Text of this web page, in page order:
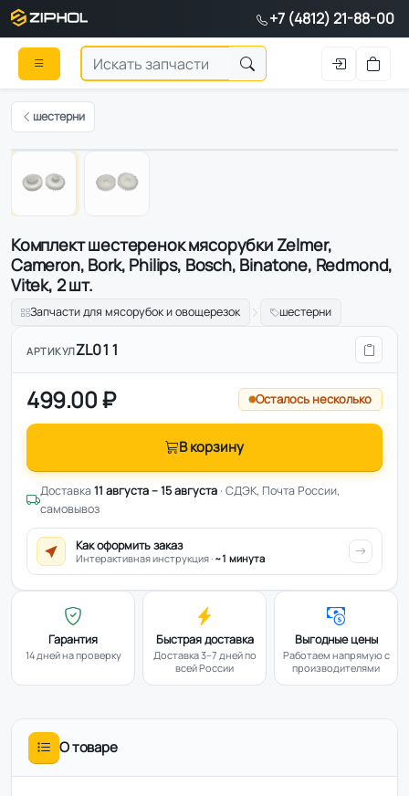
+7 (4812) 21-88-00
шестерни
Комплект шеcтеренок мясорубки Zelmer,
Cameron, Bork, Philips, Bosch, Binatone, Redmond,
Vitek, 2 шт.
Запчасти для мясорубок и овощерезок шестерни
АРТИКУЛZL011
499.00 ₽ Осталось несколько
В корзину
Доставка11 августа – 15 августа · СДЭК, Почта России,
самовывоз
Как оформить заказ
Интерактивная инструкция · ~1 минута
Гарантия
14 дней на проверку
Быстрая доставка
Доставка 3–7 дней по
всей России
Выгодные цены
Работаем напрямую с
производителями
О товаре